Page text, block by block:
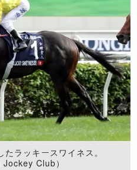
ラッキースワイネス。
Club）